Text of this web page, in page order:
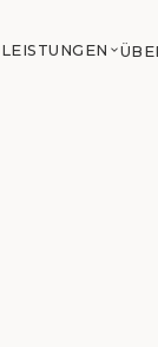
LEISTUNGEN